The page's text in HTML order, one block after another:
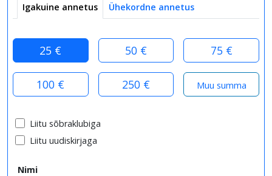
Igakuine annetus Ühekordne annetus
25 € 50 € 75 €
100 € 250 €
Liitu sõbraklubiga
Liitu uudiskirjaga
Nimi